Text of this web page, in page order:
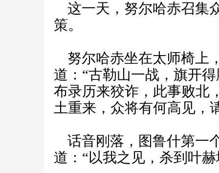
这一天，努尔哈赤召集
策。
努尔哈赤坐在太师椅上
道：“古勒山一战，旗开
布录历来狡诈，此事败北
土重来，众将有何高见，
话音刚落，图鲁什第一
道：“以我之见，杀到叶